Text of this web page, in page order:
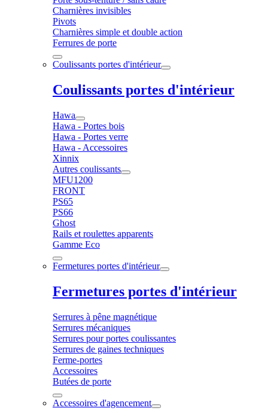
Charnières invisibles
Pivots
Charnières simple et double action
Ferrures de porte
Coulissants portes d'intérieur
Coulissants portes d'intérieur
Hawa
Hawa - Portes bois
Hawa - Portes verre
Hawa - Accessoires
Xinnix
Autres coulissants
MFU1200
FRONT
PS65
PS66
Ghost
Rails et roulettes apparents
Gamme Eco
Fermetures portes d'intérieur
Fermetures portes d'intérieur
Serrures à pêne magnétique
Serrures mécaniques
Serrures pour portes coulissantes
Serrures de gaines techniques
Ferme-portes
Accessoires
Butées de porte
Accessoires d'agencement